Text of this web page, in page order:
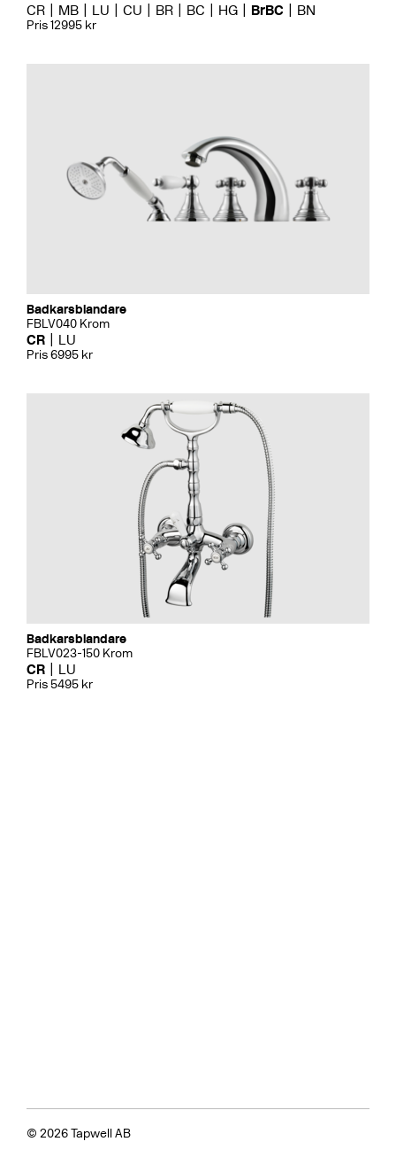
CR MB LU CU BR BC HG BrBC BN
Pris 12995 kr
Badkarsblandare
FBLV040 Krom
CR LU
Pris 6995 kr
Badkarsblandare
FBLV023-150 Krom
CR LU
Pris 5495 kr
© 2026 Tapwell AB